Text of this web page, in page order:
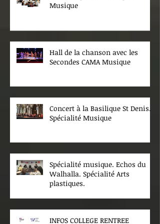
Musique
Hall de la chanson avec les
Secondes CAMA Musique
Concert à la Basilique St Denis.
Spécialité Musique
Spécialité musique. Echos du
Walhalla. Spécialité Arts
plastiques.
INFOS COLLEGE RENTREE